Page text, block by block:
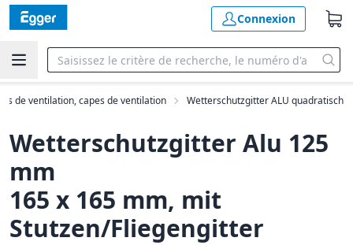
Connexion
de ventilation, capes de ventilation Wetterschutzgitter ALU quadratisch
Wetterschutzgitter Alu 125
mm
165 x 165 mm, mit
Stutzen/Fliegengitter